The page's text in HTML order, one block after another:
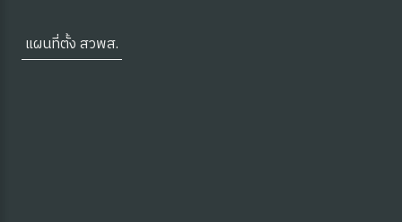
แผนที่ตั้ง สวพส.